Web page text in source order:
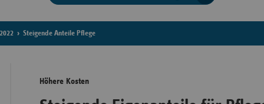
der
2022 Steigende Anteile Pflege
Höhere Kosten